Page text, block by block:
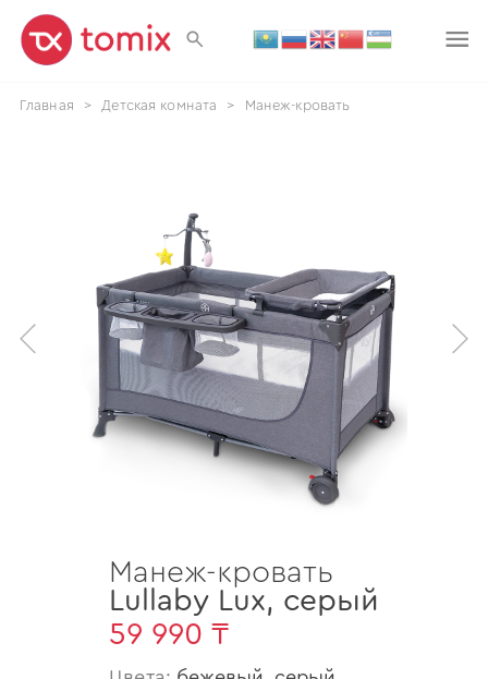
Главная > Детская комната > Манеж-кровать
Манеж-кровать
Lullaby Lux, серый
59 990 ₸